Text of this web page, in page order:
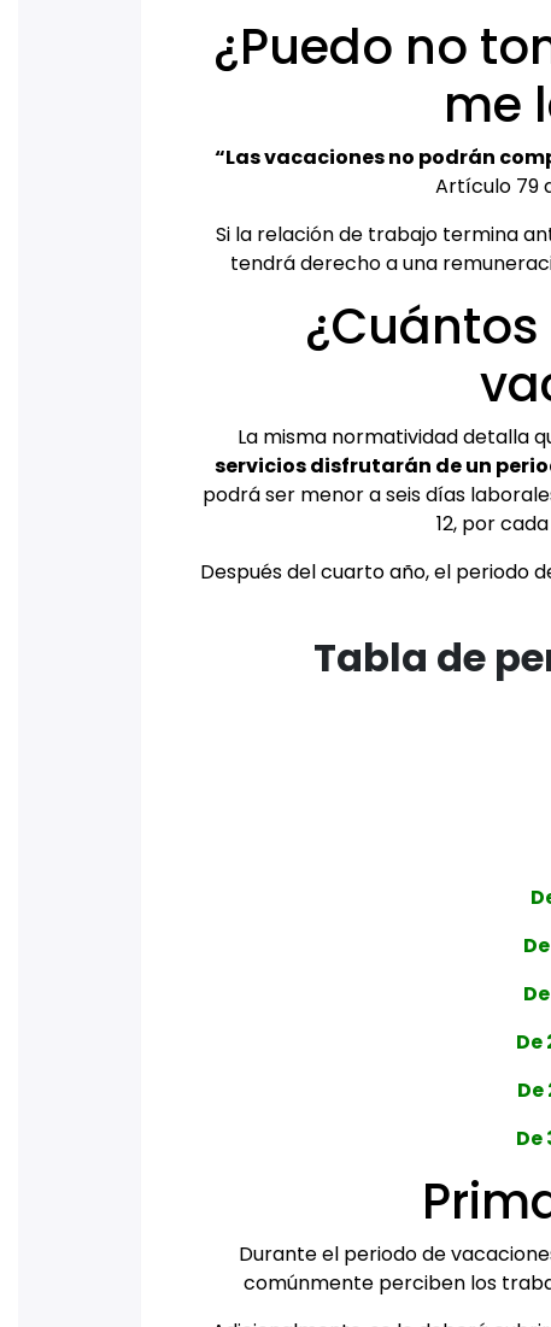
¿Puedo no
me
“Las vacaciones no podrán
Artículo 79
Si la relación de trabajo termina
tendrá derecho a una
La misma normatividad detalla
servicios disfrutarán de un
podrá ser menor a seis días
12, por
Después del cuarto año, el periodo
Tabla de
De
De
De
Durante el periodo de
comúnmente perciben los